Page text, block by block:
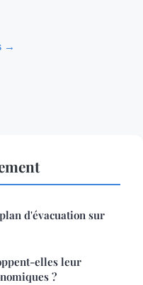
→
d'évacuation sur
elles leur
?